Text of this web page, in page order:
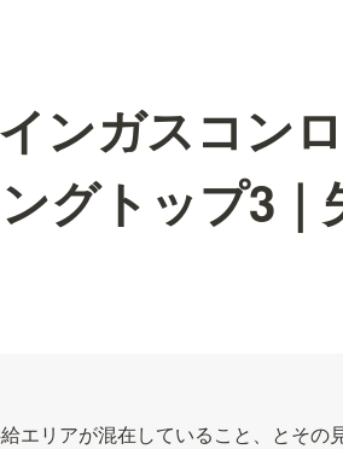
ンガスコン
グトップ3｜
エリアが混在していること、とその